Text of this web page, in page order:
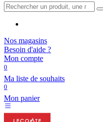
Nos magasins
Besoin d'aide ?
Mon compte
0
Ma liste de souhaits
0
Mon panier